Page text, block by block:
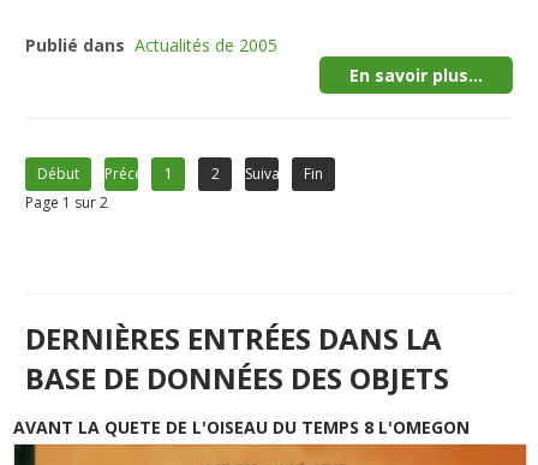
Publié dans Actualités de 2005
En savoir plus...
Début Précédent1 2 Suivant
Fin
Page 1 sur 2
DERNIÈRES ENTRÉES DANS LA
BASE DE DONNÉES DES OBJETS
AVANT LA QUETE DE L'OISEAU DU TEMPS 8 L'OMEGON